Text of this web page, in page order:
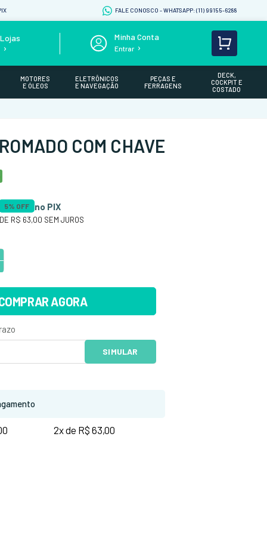
FALE CONOSCO - WHATSAPP: (11) 99155-6288
Entrar
MOTORES
E ÓLEOS
ELETRÔNICOS
E NAVEGAÇÃO
PEÇAS E
FERRAGENS
DECK,
COCKPIT E
COSTADO
COM CHAVE
5% OFF no PIX
R$ 63,00 SEM JUROS
AGORA
2x de R$ 63,00